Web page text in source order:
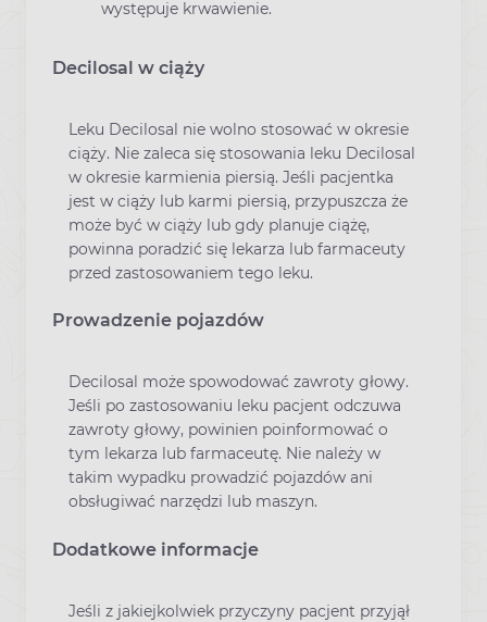
występuje krwawienie.
Decilosal w ciąży
Leku Decilosal nie wolno stosować w okresie
ciąży. Nie zaleca się stosowania leku Decilosal
w okresie karmienia piersią. Jeśli pacjentka
jest w ciąży lub karmi piersią, przypuszcza że
może być w ciąży lub gdy planuje ciążę,
powinna poradzić się lekarza lub farmaceuty
przed zastosowaniem tego leku.
Prowadzenie pojazdów
Decilosal może spowodować zawroty głowy.
Jeśli po zastosowaniu leku pacjent odczuwa
zawroty głowy, powinien poinformować o
tym lekarza lub farmaceutę. Nie należy w
takim wypadku prowadzić pojazdów ani
obsługiwać narzędzi lub maszyn.
Dodatkowe informacje
Jeśli z jakiejkolwiek przyczyny pacjent przyjął